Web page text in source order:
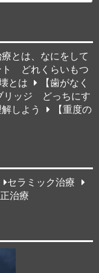
とは、なにをして
ト どれくらいもつ
とは
【歯がなく
リッジ どっちにす
しよう
【重度の
セラミック治療
治療